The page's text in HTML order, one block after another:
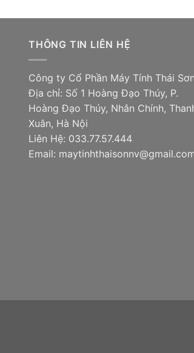
THÔNG TIN LIÊN HỆ
Công ty Cổ Phần Máy Tính Thái Sơn
Địa chỉ: Số 1 Hoàng Đạo Thúy, P.
Hoàng Đạo Thúy, Nhân Chính,
Xuân, Hà Nội
Liên Hệ: 033.77.57.444
Email: